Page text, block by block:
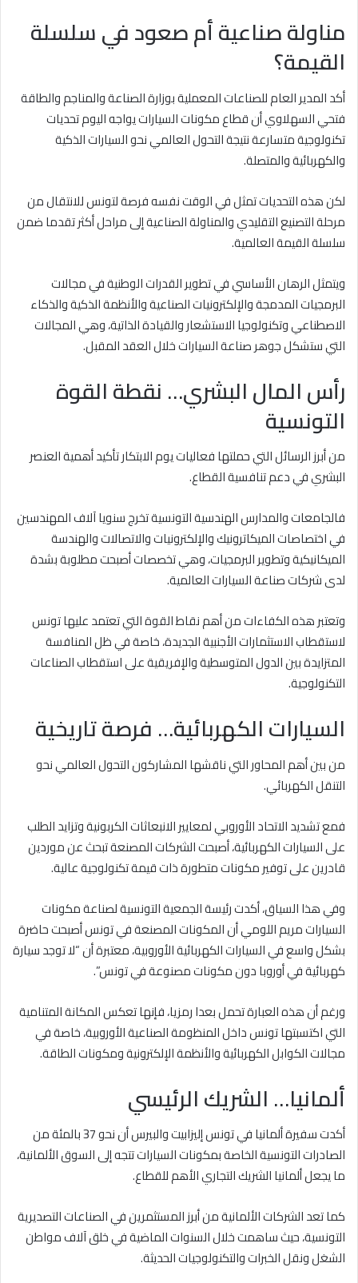
مناولة صناعية أم صعود في سلسلة
القيمة؟
أكد المدير العام للصناعات المعملية بوزارة الصناعة والمناجم والطاقة
فتحي السهلاوي أن قطاع مكونات السيارات يواجه اليوم تحديات
تكنولوجية متسارعة نتيجة التحول العالمي نحو السيارات الذكية
والكهربائية والمتصلة.
لكن هذه التحديات تمثل في الوقت نفسه فرصة لتونس للانتقال من
مرحلة التصنيع التقليدي والمناولة الصناعية إلى مراحل أكثر تقدما ضمن
سلسلة القيمة العالمية.
ويتمثل الرهان الأساسي في تطوير القدرات الوطنية في مجالات
البرمجيات المدمجة والإلكترونيات الصناعية والأنظمة الذكية والذكاء
الاصطناعي وتكنولوجيا الاستشعار والقيادة الذاتية، وهي المجالات
التي ستشكل جوهر صناعة السيارات خلال العقد المقبل.
رأس المال البشري… نقطة القوة
التونسية
من أبرز الرسائل التي حملتها فعاليات يوم الابتكار تأكيد أهمية العنصر
البشري في دعم تنافسية القطاع.
فالجامعات والمدارس الهندسية التونسية تخرج سنويا آلاف المهندسين
في اختصاصات الميكاترونيك والإلكترونيات والاتصالات والهندسة
الميكانيكية وتطوير البرمجيات، وهي تخصصات أصبحت مطلوبة بشدة
لدى شركات صناعة السيارات العالمية.
وتعتبر هذه الكفاءات من أهم نقاط القوة التي تعتمد عليها تونس
لاستقطاب الاستثمارات الأجنبية الجديدة، خاصة في ظل المنافسة
المتزايدة بين الدول المتوسطية والإفريقية على استقطاب الصناعات
التكنولوجية.
السيارات الكهربائية… فرصة تاريخية
من بين أهم المحاور التي ناقشها المشاركون التحول العالمي نحو
التنقل الكهربائي.
فمع تشديد الاتحاد الأوروبي لمعايير الانبعاثات الكربونية وتزايد الطلب
على السيارات الكهربائية، أصبحت الشركات المصنعة تبحث عن موردين
قادرين على توفير مكونات متطورة ذات قيمة تكنولوجية عالية.
وفي هذا السياق، أكدت رئيسة الجمعية التونسية لصناعة مكونات
السيارات مريم اللومي أن المكونات المصنعة في تونس أصبحت حاضرة
بشكل واسع في السيارات الكهربائية الأوروبية، معتبرة أن “لا توجد سيارة
كهربائية في أوروبا دون مكونات مصنوعة في تونس”.
ورغم أن هذه العبارة تحمل بعدا رمزيا، فإنها تعكس المكانة المتنامية
التي اكتسبتها تونس داخل المنظومة الصناعية الأوروبية، خاصة في
مجالات الكوابل الكهربائية والأنظمة الإلكترونية ومكونات الطاقة.
ألمانيا… الشريك الرئيسي
أكدت سفيرة ألمانيا في تونس إليزابيت والبيرس أن نحو 37 بالمئة من
الصادرات التونسية الخاصة بمكونات السيارات تتجه إلى السوق الألمانية،
ما يجعل ألمانيا الشريك التجاري الأهم للقطاع.
كما تعد الشركات الألمانية من أبرز المستثمرين في الصناعات التصديرية
التونسية، حيث ساهمت خلال السنوات الماضية في خلق آلاف مواطن
الشغل ونقل الخبرات والتكنولوجيات الحديثة.